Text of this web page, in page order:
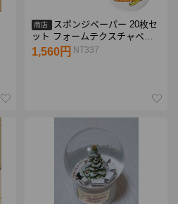
商店
スポンジペーパー 20枚セ
ット フォームテクスチャペイ
ンティングペーパー 3D キャン
バスペイントペーパー DIYふわ
1,560円 NT337